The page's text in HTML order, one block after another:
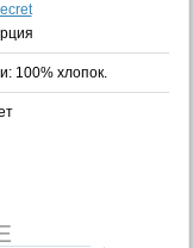
100% хлопок.